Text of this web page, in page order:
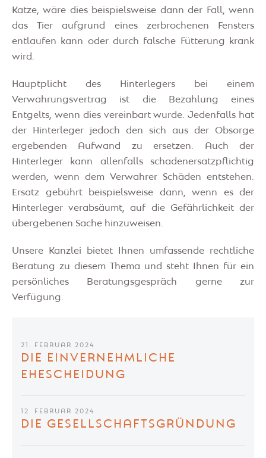
Katze, wäre dies beispielsweise dann der Fall, wenn
das Tier aufgrund eines zerbrochenen Fensters
entlaufen kann oder durch falsche Fütterung krank
wird.
Hauptplicht des Hinterlegers bei einem
Verwahrungsvertrag ist die Bezahlung eines
Entgelts, wenn dies vereinbart wurde. Jedenfalls hat
der Hinterleger jedoch den sich aus der Obsorge
ergebenden Aufwand zu ersetzen. Auch der
Hinterleger kann allenfalls schadenersatzpflichtig
werden, wenn dem Verwahrer Schäden entstehen.
Ersatz gebührt beispielsweise dann, wenn es der
Hinterleger verabsäumt, auf die Gefährlichkeit der
übergebenen Sache hinzuweisen.
Unsere Kanzlei bietet Ihnen umfassende rechtliche
Beratung zu diesem Thema und steht Ihnen für ein
persönliches Beratungsgespräch gerne zur
Verfügung.
21. FEBRUAR 2024
DIE EINVERNEHMLICHE
EHESCHEIDUNG
12. FEBRUAR 2024
DIE GESELLSCHAFTSGRÜNDUNG